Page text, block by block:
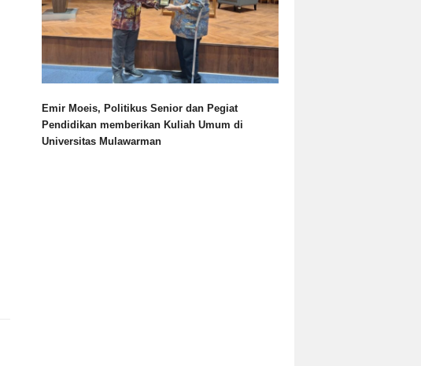
Emir Moeis, Politikus Senior dan Pegiat
Pendidikan memberikan Kuliah Umum di
Universitas Mulawarman